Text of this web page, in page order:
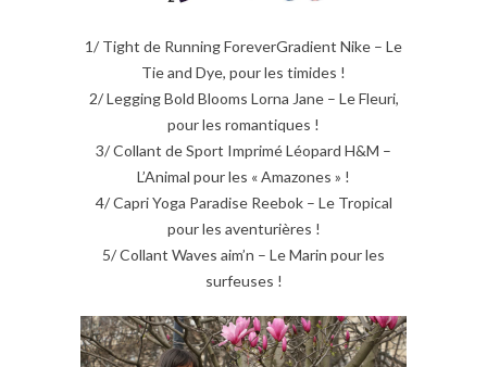
1/ Tight de Running ForeverGradient Nike – Le
Tie and Dye, pour les timides !
2/ Legging Bold Blooms Lorna Jane – Le Fleuri,
pour les romantiques !
3/ Collant de Sport Imprimé Léopard H&M –
L’Animal pour les « Amazones » !
4/ Capri Yoga Paradise Reebok – Le Tropical
pour les aventurières !
5/ Collant Waves aim’n – Le Marin pour les
surfeuses !